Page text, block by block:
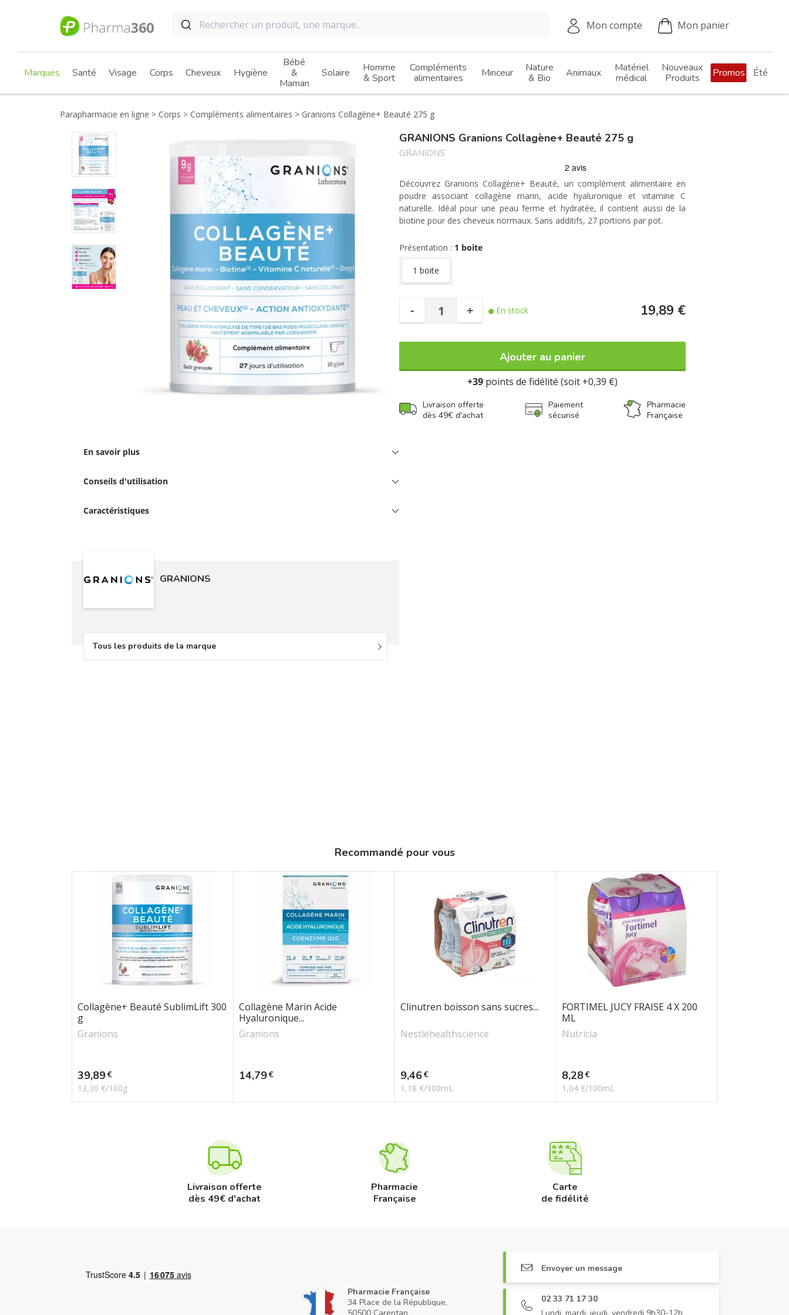
Mon compte Mon panier
Marques Santé Visage Corps Cheveux Hygiène
Bébé
&
Maman
Solaire
Homme
& Sport
Compléments
alimentaires
Minceur
Nature
& Bio
Animaux
Matériel
médical
Nouveaux
Produits
Promos Été
Parapharmacie en ligne Corps Compléments alimentaires Granions Collagène+ Beauté 275 g
GRANIONS Granions Collagène+ Beauté 275 g
GRANIONS
Découvrez Granions Collagène+ Beauté, un complément alimentaire en
poudre associant collagène marin, acide hyaluronique et vitamine C
naturelle. Idéal pour une peau ferme et hydratée, il contient aussi de la
biotine pour des cheveux normaux. Sans additifs, 27 portions par pot.
Présentation : 1 boite
1 boite
En stock
- + 19,89 €
Ajouter au panier
+39 points de fidélité (soit +0,39 €)
Livraison offerte
dès 49€ d'achat
Paiement
sécurisé
Pharmacie
Française
En savoir plus
Conseils d'utilisation
Caractéristiques
GRANIONS
Tous les produits de la marque
Recommandé pour vous
Collagène+ Beauté SublimLift 300
g
Granions
Prix
39,89€
13,30 €/100g
Collagène Marin Acide
Hyaluronique...
Granions
Prix
14,79€
Clinutren boisson sans sucres...
Nestléhealthscience
Prix
9,46€
1,18 €/100mL
FORTIMEL JUCY FRAISE 4 X 200
ML
Nutricia
Prix
8,28€
1,04 €/100mL
Livraison offerte
dès 49€ d'achat
Pharmacie
Française
Carte
de fidélité
Pharmacie Française
34 Place de la République,
50500 Carentan
Envoyer un message
02 33 71 17 30